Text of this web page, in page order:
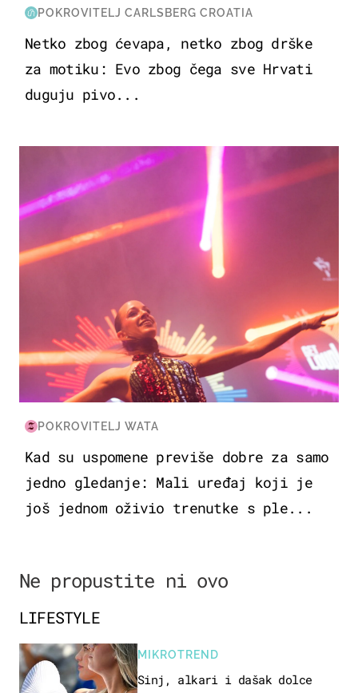
POKROVITELJ CARLSBERG CROATIA
Netko zbog ćevapa, netko zbog drške
za motiku: Evo zbog čega sve Hrvati
duguju pivo...
KULTURA & ZABAVA
POKROVITELJ WATA
Kad su uspomene previše dobre za samo
jedno gledanje: Mali uređaj koji je
još jednom oživio trenutke s ple...
Ne propustite ni ovo
LIFESTYLE
MIKROTREND
Sinj, alkari i dašak dolce